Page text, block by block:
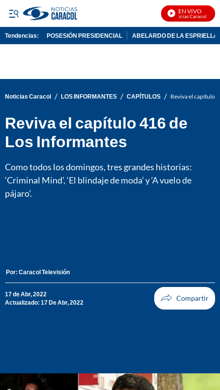
EN VIVO
Noticias Caracol En
Tendencias: POSESIÓN PRESIDENCIAL ABELARDO DE LA ESPRIELLA
Noticias Caracol / LOS INFORMANTES / CAPÍTULOS / Reviva el capítulo
Reviva el capítulo 416 de
Los Informantes
Como todos los domingos, tres grandes historias:
‘Criminal Mind’, ‘El blindaje de moda’ y ‘A vuelo de
pájaro’.
Por: Caracol Televisión
17 de Abr, 2022
Actualizado: 17 De Abr, 2022